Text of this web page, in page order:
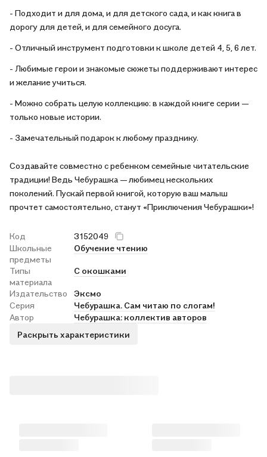
- Подходит и для дома, и для детского сада, и как книга в
дорогу для детей, и для семейного досуга.
- Отличный инструмент подготовки к школе детей 4, 5, 6 лет.
- Любимые герои и знакомые сюжеты поддерживают интерес
и желание учиться.
- Можно собрать целую коллекцию: в каждой книге серии —
только новые истории.
- Замечательный подарок к любому празднику.
Создавайте совместно с ребенком семейные читательские
традиции! Ведь Чебурашка — любимец нескольких
поколений. Пускай первой книгой, которую ваш малыш
прочтет самостоятельно, станут «Приключения Чебурашки»!
Код
3152049
Школьные
предметы
Обучение чтению
Типы
материала
С окошками
Издательство
Эксмо
Серия
Чебурашка. Сам читаю по слогам!
Автор
Чебурашка: коллектив авторов
Раскрыть характеристики